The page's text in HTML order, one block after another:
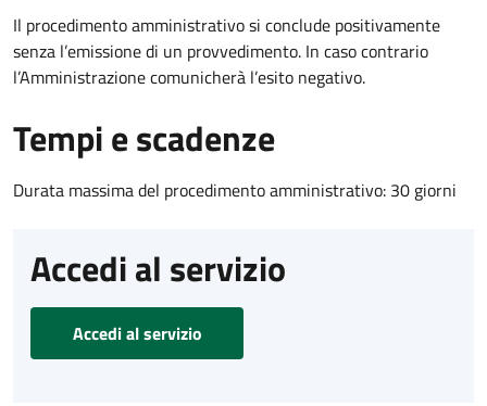
Il procedimento amministrativo si conclude positivamente
senza l’emissione di un provvedimento. In caso contrario
l’Amministrazione comunicherà l’esito negativo.
Tempi e scadenze
Durata massima del procedimento amministrativo: 30 giorni
Accedi al servizio
Accedi al servizio